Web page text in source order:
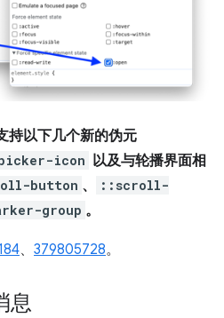
持以下几个新的伪元
icon 以及与轮播界面相
button 、
::scroll-
group 。
、 379805728。
息